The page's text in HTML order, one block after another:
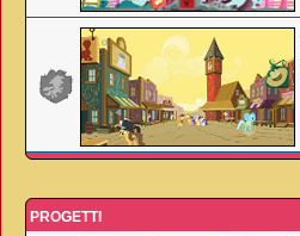
PROGETTI